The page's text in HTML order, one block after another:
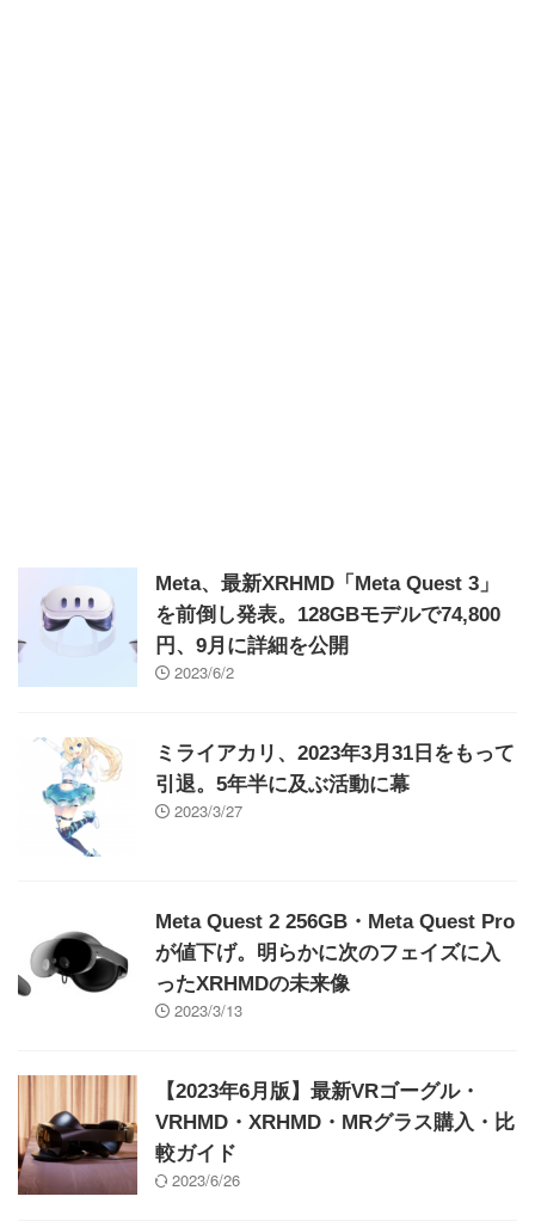
Meta、最新XRHMD「Meta Quest 3」
を前倒し発表。128GBモデルで74,800
円、9月に詳細を公開
2023/6/2
ミライアカリ、2023年3月31日をもって
引退。5年半に及ぶ活動に幕
2023/3/27
Meta Quest 2 256GB・Meta Quest Pro
が値下げ。明らかに次のフェイズに入
ったXRHMDの未来像
2023/3/13
【2023年6月版】最新VRゴーグル・
VRHMD・XRHMD・MRグラス購入・比
較ガイド
2023/6/26